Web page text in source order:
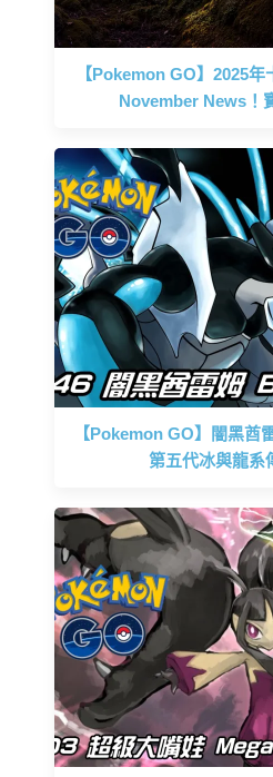
【Pokemon GO】2025
November News！
【Pokemon GO】闇黑酋
第五代冰與龍系